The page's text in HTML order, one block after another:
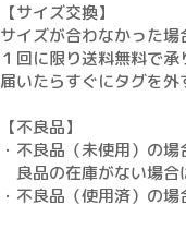
【サイズ交換】
サイズが合わなかった場
１回に限り送料無料で承
届いたらすぐにタグを外
【不良品】
・不良品（未使用）の
良品の在庫がない場合
・不良品（使用済）の